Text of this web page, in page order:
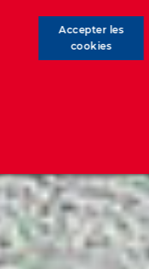
Accepter les
cookies